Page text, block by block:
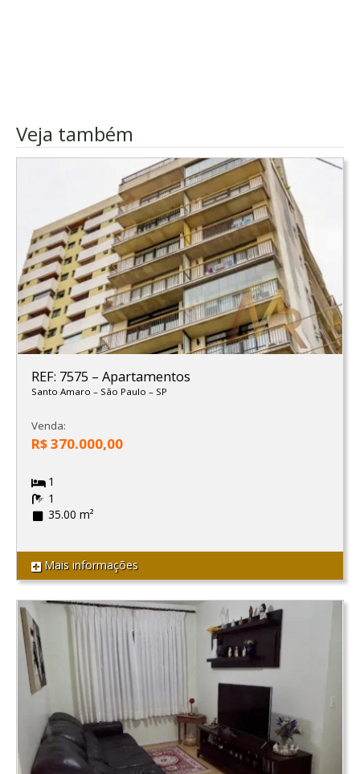
Veja também
REF: 7575 – Apartamentos
Santo Amaro – São Paulo – SP
Venda:
R$ 370.000,00
1
1
35.00 m²
Mais informações